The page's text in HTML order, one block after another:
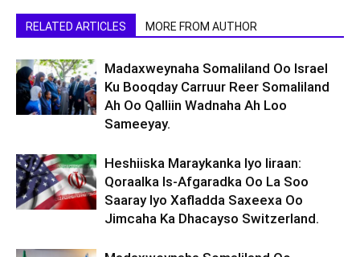
RELATED ARTICLES MORE FROM AUTHOR
Madaxweynaha Somaliland Oo Israel
Ku Booqday Carruur Reer Somaliland
Ah Oo Qalliin Wadnaha Ah Loo
Sameeyay.
Heshiiska Maraykanka Iyo Iiraan:
Qoraalka Is-Afgaradka Oo La Soo
Saaray Iyo Xafladda Saxeexa Oo
Jimcaha Ka Dhacayso Switzerland.